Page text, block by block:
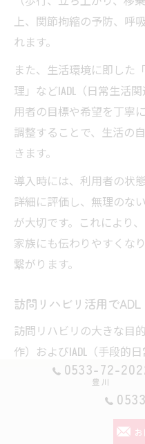
上、関節拘縮の予防、呼
れます。
また、生活環境に即した
理」などIADL（日常生活
用者の目標や希望を丁寧
調整することで、生活の
きます。
導入時には、利用者の状
詳細に評価し、無理のな
が大切です。これにより
家族にも伝わりやすくな
繋がります。
訪問リハビリ活用でADL
訪問リハビリの大きな目
作）およびIADL（手段的
あります。自宅という実
ことで、より実践的かつ
具体的には、トイレや入
0533-72-
豊川